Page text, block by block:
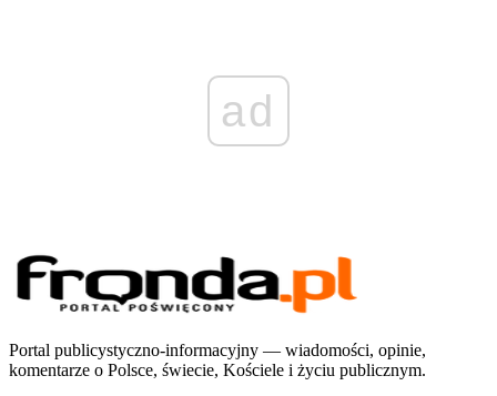
ad
Portal publicystyczno-informacyjny — wiadomości, opinie,
komentarze o Polsce, świecie, Kościele i życiu publicznym.